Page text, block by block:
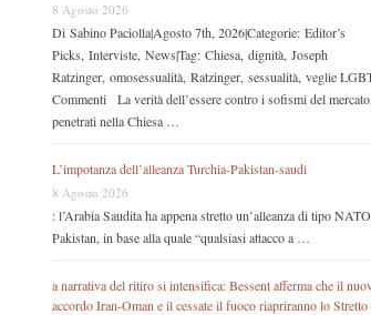
8 Agosto 2026
Di Sabino Paciolla|Agosto 7th, 2026|Categorie: Editor’s
Picks, Interviste, News|Tag: Chiesa, dignità, Joseph
Ratzinger, omosessualità, Ratzinger, sessualità, veglie
Commenti La verità dell’essere contro i sofismi del mercato,
penetrati nella Chiesa …
L’impotanza dell’alleanza Turchia-Pakistan-saudi
8 Agosto 2026
: l’Arabia Saudita ha appena stretto un’alleanza di tipo
Pakistan, in base alla quale “qualsiasi attacco a …
a narrativa del ritiro si intensifica: Bessent afferma che il
accordo Iran-Oman e il cessate il fuoco riapriranno lo